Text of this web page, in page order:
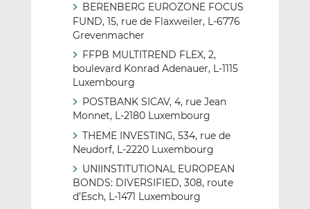
BERENBERG EUROZONE FOCUS
FUND, 15, rue de Flaxweiler, L-6776
Grevenmacher
FFPB MULTITREND FLEX, 2,
boulevard Konrad Adenauer, L-1115
Luxembourg
POSTBANK SICAV, 4, rue Jean
Monnet, L-2180 Luxembourg
THEME INVESTING, 534, rue de
Neudorf, L-2220 Luxembourg
UNIINSTITUTIONAL EUROPEAN
BONDS: DIVERSIFIED, 308, route
d’Esch, L-1471 Luxembourg